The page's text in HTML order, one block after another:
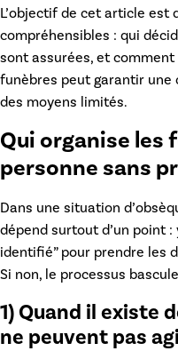
L’objectif de cet article est
compréhensibles : qui
sont assurées, et
funèbres peut garantir une
des moyens limités.
Qui organise les
personne sans
Dans une situation d’
dépend surtout d’un point :
identifié”pour prendre les
Si non, le processus
1) Quand il existe
ne peuvent pas